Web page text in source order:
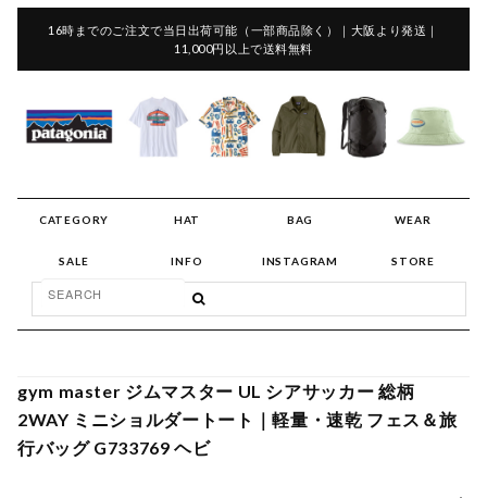
16時までのご注文で当日出荷可能（一部商品除く）｜大阪より発送｜
11,000円以上で送料無料
CATEGORY HAT BAG WEAR
SALE INFO INSTAGRAM STORE
gym master ジムマスター UL シアサッカー 総柄
2WAY ミニショルダートート｜軽量・速乾 フェス＆旅
行バッグ G733769 ヘビ